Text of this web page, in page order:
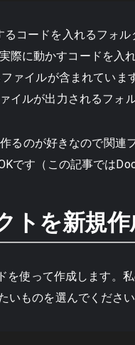
コードを入れるフォル
際に動かすコードを入
ァイルが含まれています
ルが出力されるフォル
るのが好きなので関連
です（この記事では
トを新規作
を使って作成します。
いものを選んでください